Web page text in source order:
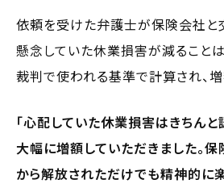
依頼を受けた弁護士が保険会社と
懸念していた休業損害が減ること
裁判で使われる基準で計算され、
「心配していた休業損害はきちん
大幅に増額していただきました。
から解放されただけでも精神的に